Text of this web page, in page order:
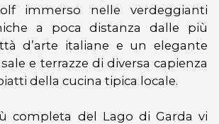
immerso nelle verdeggianti
a poca distanza dalle più
d’arte italiane e un elegante
e terrazze di diversa capienza
della cucina tipica locale.
completa del Lago di Garda vi